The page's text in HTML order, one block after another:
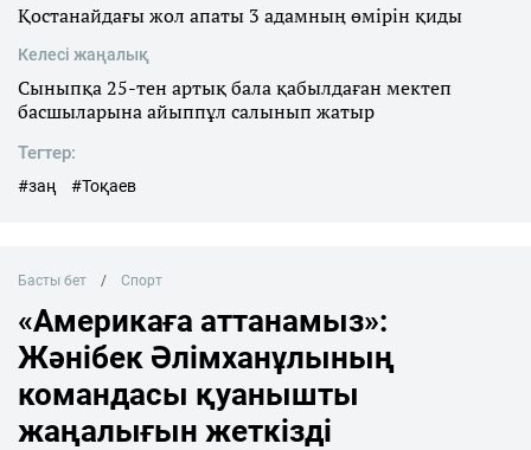
Қостанайдағы жол апаты 3 адамның өмірін қиды
Келесі жаңалық
Сыныпқа 25-тен артық бала қабылдаған мектеп
басшыларына айыппұл салынып жатыр
Тегтер:
#заң #Тоқаев
Басты бет Спорт
«Америкаға аттанамыз»:
Жәнібек Әлімханұлының
командасы қуанышты
жаңалығын жеткізді